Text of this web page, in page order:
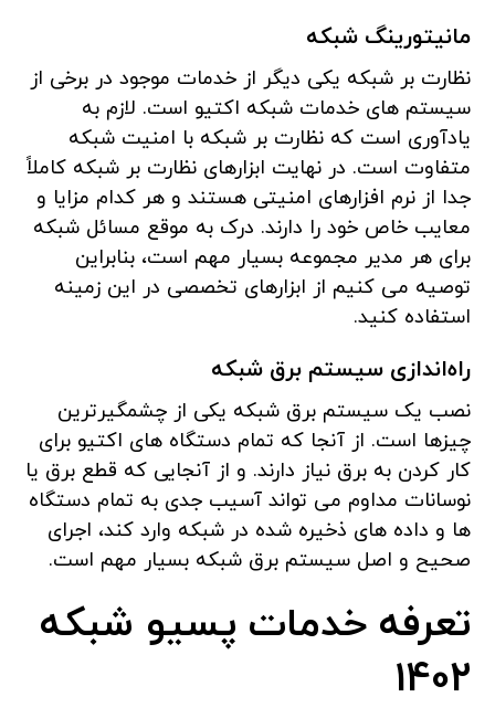
مانیتورینگ شبکه
نظارت بر شبکه یکی دیگر از خدمات موجود در برخی از
سیستم های خدمات شبکه اکتیو است. لازم به
یادآوری است که نظارت بر شبکه با امنیت شبکه
متفاوت است. در نهایت ابزارهای نظارت بر شبکه کاملاً
جدا از نرم افزارهای امنیتی هستند و هر کدام مزایا و
معایب خاص خود را دارند. درک به موقع مسائل شبکه
برای هر مدیر مجموعه بسیار مهم است، بنابراین
توصیه می کنیم از ابزارهای تخصصی در این زمینه
استفاده کنید.
راه‌اندازی سیستم برق شبکه
نصب یک سیستم برق شبکه یکی از چشمگیرترین
چیزها است. از آنجا که تمام دستگاه های اکتیو برای
کار کردن به برق نیاز دارند. و از آنجایی که قطع برق یا
نوسانات مداوم می تواند آسیب جدی به تمام دستگاه
ها و داده های ذخیره شده در شبکه وارد کند، اجرای
صحیح و اصل سیستم برق شبکه بسیار مهم است.
تعرفه خدمات پسیو شبکه
1402